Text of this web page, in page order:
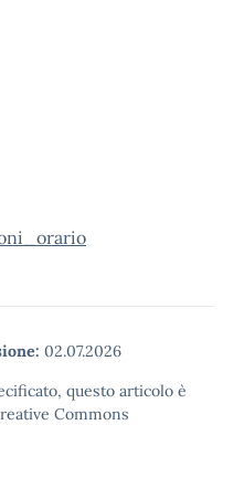
02.07.2026
questo articolo è
Commons